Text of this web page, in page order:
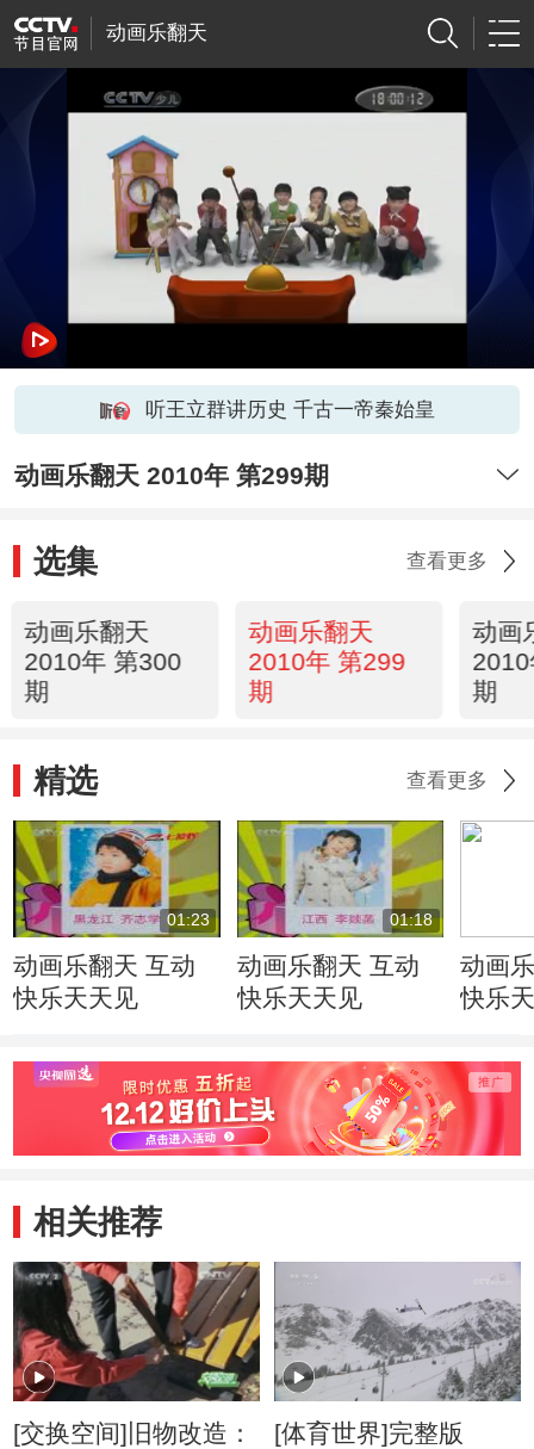
动画乐翻天
听王立群讲历史 千古一帝秦始皇
动画乐翻天 2010年 第299期
选集 查看更多
动画乐翻天
2010年 第300
期
动画乐翻天
2010年 第299
期
动画
期
精选 查看更多
01:23
动画乐翻天 互动
快乐天天见
01:18
动画乐翻天 互动
快乐天天见
动画
快乐
相关推荐
[交换空间]旧物改造：
[体育世界]完整版